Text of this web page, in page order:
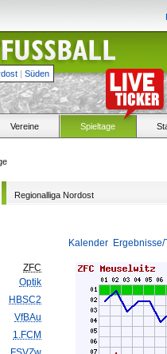
| Süden
Vereine Spieltage
Regionalliga Nordost
Kalender
ZFC
Optik
HBSC2
VfBAu
1.FCM